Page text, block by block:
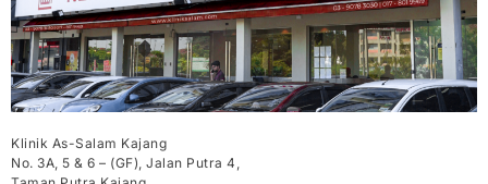
Klinik As-Salam Kajang
No. 3A, 5 & 6 – (GF), Jalan Putra 4,